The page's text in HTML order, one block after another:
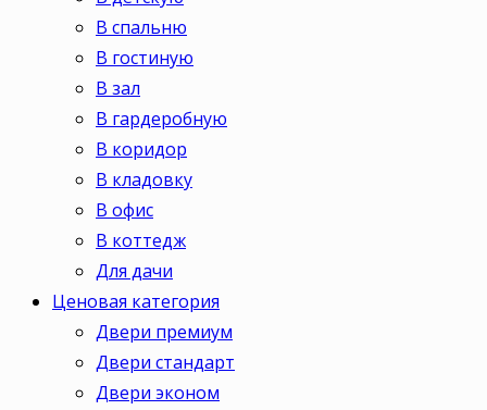
В спальню
В гостиную
В зал
В гардеробную
В коридор
В кладовку
В офис
В коттедж
Для дачи
Ценовая категория
Двери премиум
Двери стандарт
Двери эконом